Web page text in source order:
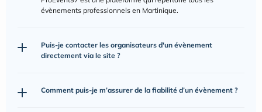
évènements professionnels en Martinique.
Puis-je contacter les organisateurs d'un évènement
directement via le site ?
Comment puis-je m’assurer de la fiabilité d’un évènement ?